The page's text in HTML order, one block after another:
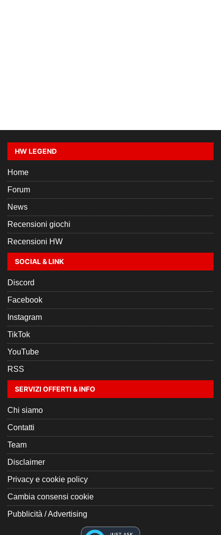
HW LEGEND
Home
Forum
News
Recensioni giochi
Recensioni HW
SOCIAL & LINK
Discord
Facebook
Instagram
TikTok
YouTube
RSS
SERVIZI OFFERTI & INFO
Chi siamo
Contatti
Team
Disclaimer
Privacy e cookie policy
Cambia consensi cookie
Pubblicità / Advertising